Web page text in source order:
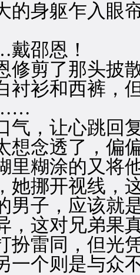
身躯乍入眼帘
邵恩！
剪了那头披散
衬衫和西裤，
……
，让心跳回
念透了，偏偏
里糊涂的又将
挪开视线，这
男子，应该就
这对兄弟果
雷同，但光凭
一个则是与众